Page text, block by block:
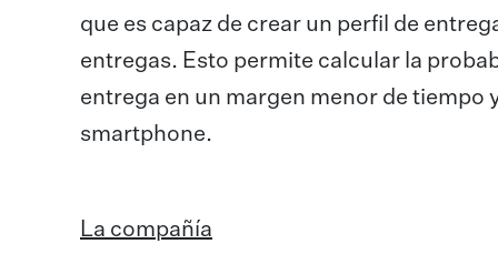
que es capaz de crear un perfil de
entregas. Esto permite calcular la
entrega en un margen menor de tiempo
smartphone.
La compañía